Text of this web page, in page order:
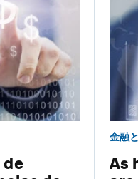
de
金融
As